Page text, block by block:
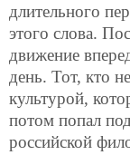
длительного
этого слова.
движение
день. Тот, кто
культурой,
потом попал
российской